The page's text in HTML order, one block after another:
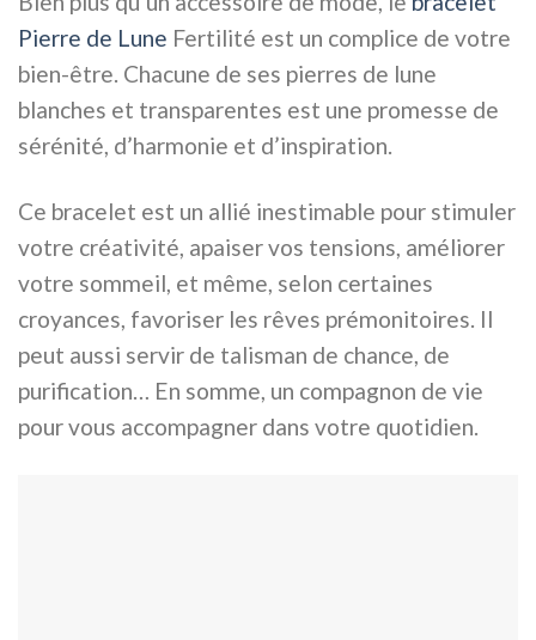
Pierre de Lune Fertilité est un complice de votre
bien-être. Chacune de ses pierres de lune
blanches et transparentes est une promesse de
sérénité, d’harmonie et d’inspiration.
Ce bracelet est un allié inestimable pour stimuler
votre créativité, apaiser vos tensions, améliorer
votre sommeil, et même, selon certaines
croyances, favoriser les rêves prémonitoires. Il
peut aussi servir de talisman de chance, de
purification… En somme, un compagnon de vie
pour vous accompagner dans votre quotidien.